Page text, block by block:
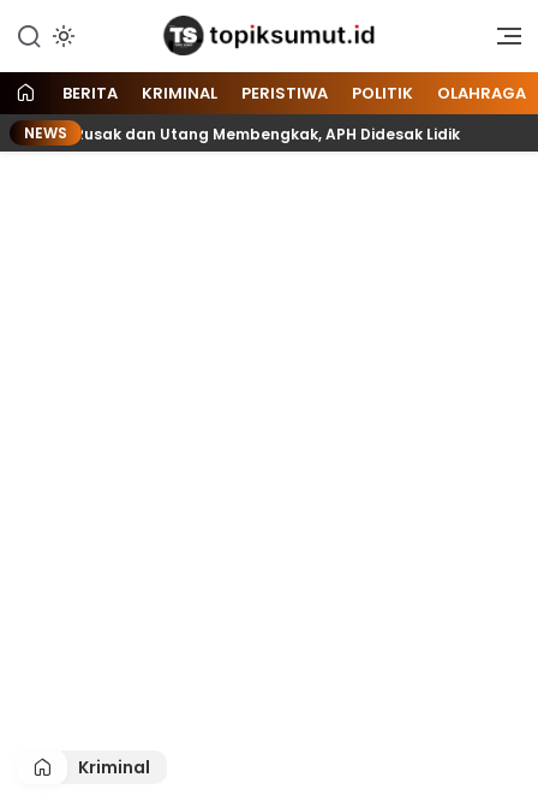
Topik Sumut
Memberitakan Seputar
dan Nasional
BERITA KRIMINAL PERISTIWA POLITIK OLAHRAGA
NEWS
Rusak dan Utang Membengkak, APH Didesak Lidik
Kriminal